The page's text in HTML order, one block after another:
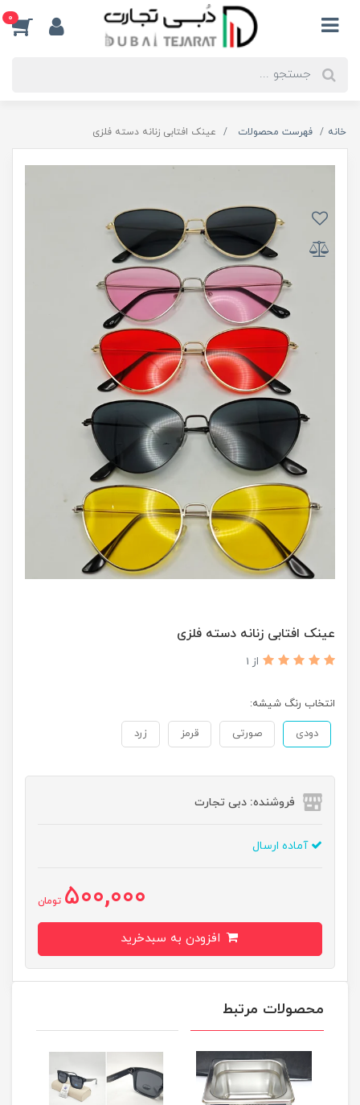
0
خانه فهرست محصولات عینک افتابی زنانه دسته فلزی
عینک افتابی زنانه دسته فلزی
از 1
انتخاب رنگ شیشه:
دودی صورتی قرمز زرد
فروشنده: دبی تجارت
آماده ارسال
500,000 تومان
محصولات مرتبط